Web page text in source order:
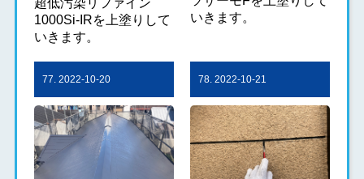
超低汚染リファイン
1000Si-IRを上塗りして
いきます。
いきます。
77. 2022-10-20 78. 2022-10-21